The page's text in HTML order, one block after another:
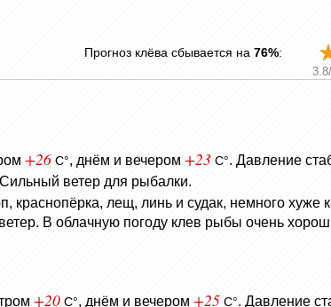
Прогноз клёва сбывается на 76%:
3.8/
+26 C°, днём и вечером +23 C°. Давление
ветер для рыбалки.
лещ, линь и судак, немного хуже
В облачную погоду клев рыбы очень
+20 C°, днём и вечером +25 C°. Давление